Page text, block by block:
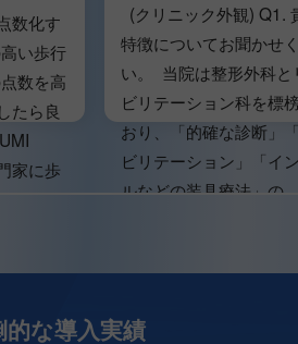
数化す
い歩行
数を高
たら良
家に歩
(クリニック外観) Q1.
特徴についてお聞かせ
い。 当院は整形外科と
ビリテーション科を標
おり、「的確な診断」
ビリテーション」「イ
ルなどの装具療法」の...
的な導入実績